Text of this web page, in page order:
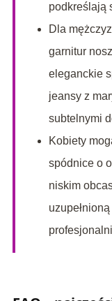
podkreślają
Dla
garnitur
eleganckie
jeansy z
subtelnymi
Kobiety
spódnice o
niskim